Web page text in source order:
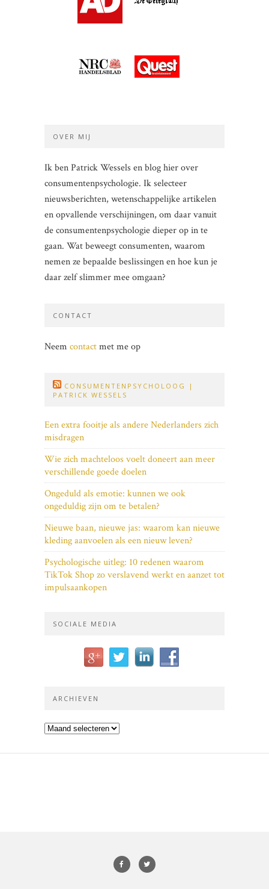
OVER MIJ
Ik ben Patrick Wessels en blog hier over
consumentenpsychologie. Ik selecteer
nieuwsberichten, wetenschappelijke artikelen
en opvallende verschijningen, om daar vanuit
de consumentenpsychologie dieper op in te
gaan. Wat beweegt consumenten, waarom
nemen ze bepaalde beslissingen en hoe kun je
daar zelf slimmer mee omgaan?
CONTACT
Neem contactmet me op
CONSUMENTENPSYCHOLOOG |
PATRICK WESSELS
Een extra fooitje als andere Nederlanders zich
misdragen
Wie zich machteloos voelt doneert aan meer
verschillende goede doelen
Ongeduld als emotie: kunnen we ook
ongeduldig zijn om te betalen?
Nieuwe baan, nieuwe jas: waarom kan nieuwe
kleding aanvoelen als een nieuw leven?
Psychologische uitleg: 10 redenen waarom
TikTok Shop zo verslavend werkt en aanzet tot
impulsaankopen
SOCIALE MEDIA
ARCHIEVEN
Archieven